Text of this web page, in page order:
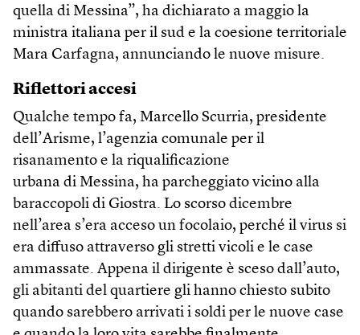
quella di Messina”, ha dichiarato a maggio la
ministra italiana per il sud e la coesione territoriale
Mara Carfagna, annunciando le nuove misure.
Riflettori accesi
Qualche tempo fa, Marcello Scurria, presidente
dell’Arisme, l’agenzia comunale per il
risanamento e la riqualificazione
urbana di Messina, ha parcheggiato vicino alla
baraccopoli di Giostra. Lo scorso dicembre
nell’area s’era acceso un focolaio, perché il virus si
era diffuso attraverso gli stretti vicoli e le case
ammassate. Appena il dirigente è sceso dall’auto,
gli abitanti del quartiere gli hanno chiesto subito
quando sarebbero arrivati i soldi per le nuove case